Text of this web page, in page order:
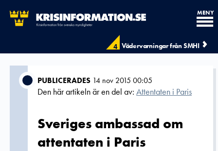
4 Vädervarningar från SMHI
MENY
PUBLICERADES 14 nov 2015 00:05
Den här artikeln är en del av: Attentaten i Paris
Sveriges ambassad om
attentaten i Paris